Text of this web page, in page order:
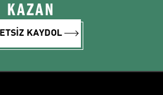
KAZAN
KAYDOL